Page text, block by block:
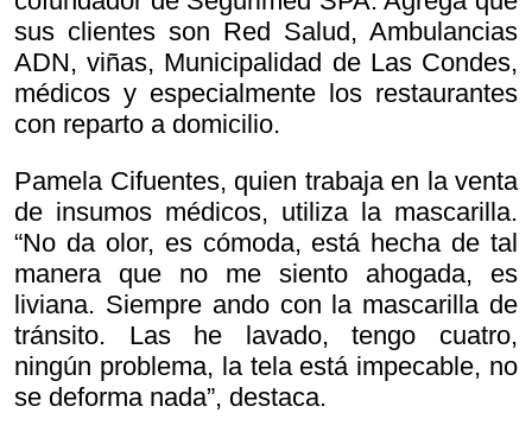
sus clientes son Red Salud, Ambulancias
ADN, viñas, Municipalidad de Las Condes,
médicos y especialmente los restaurantes
con reparto a domicilio.
Pamela Cifuentes, quien trabaja en la venta
de insumos médicos, utiliza la mascarilla.
“No da olor, es cómoda, está hecha de tal
manera que no me siento ahogada, es
liviana. Siempre ando con la mascarilla de
tránsito. Las he lavado, tengo cuatro,
ningún problema, la tela está impecable, no
se deforma nada”, destaca.